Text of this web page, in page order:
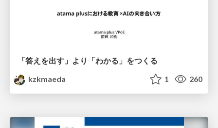
「答えを出す」より「わかる」をつくる
kzkmaeda
1 260